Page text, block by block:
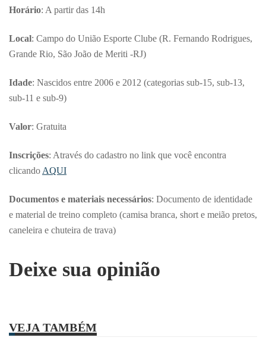
Horário: A partir das 14h
Local: Campo do União Esporte Clube (R. Fernando Rodrigues,
Grande Rio, São João de Meriti -RJ)
Idade: Nascidos entre 2006 e 2012 (categorias sub-15, sub-13,
sub-11 e sub-9)
Valor: Gratuita
Inscrições: Através do cadastro no link que você encontra
clicando AQUI
Documentos e materiais necessários: Documento de identidade
e material de treino completo (camisa branca, short e meião pretos,
caneleira e chuteira de trava)
Deixe sua opinião
VEJA TAMBÉM